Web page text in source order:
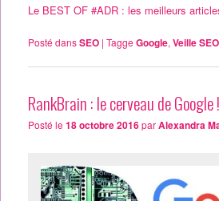
Le BEST OF #ADR : les meilleurs
Posté dansSEO | Tagge Google, Veille SEO
RankBrain : le cerveau de Google !
Posté le 18 octobre 2016parAlexandra